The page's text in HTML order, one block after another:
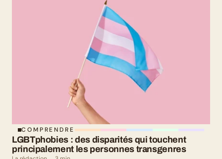
COMPRENDRE
LGBTphobies : des disparités qui touchent
principalement les personnes transgenres